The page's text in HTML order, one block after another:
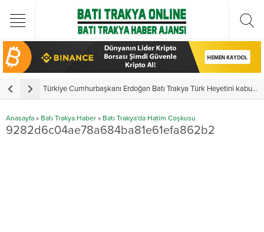
Türkiye Cumhurbaşkanı Erdoğan Batı Trakya Türk Heyetini kabul etti
Anasayfa » Batı Trakya Haber » Batı Trakya'da Hatim Coşkusu
9282d6c04ae78a684ba81e61efa862b2